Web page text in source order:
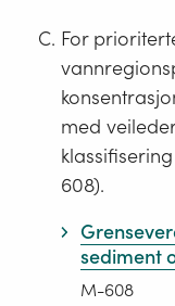
For
med
608).
sediment
M-608